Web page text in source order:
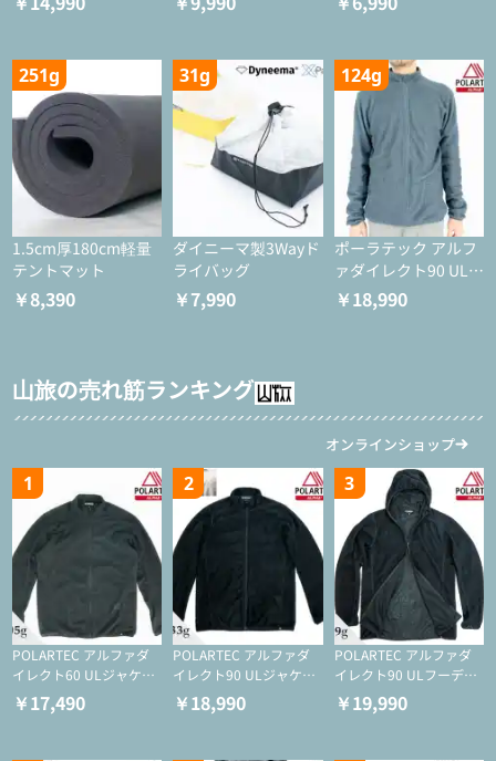
251g
1.5cm厚180cm軽量
テントマット
￥8,390
31g
ダイニーマ製3Wayド
ライバッグ
￥7,990
124g
ポーラテック アルフ
ァダイレクト90 ULジ
ャケット
￥18,990
山旅の売れ筋ランキング
オンラインショップ
1
POLARTEC アルファダ
イレクト60 ULジャケッ
ト（登山/ミドルレイヤ
ー/化繊ジャケット）
￥17,490
2
POLARTEC アルファダ
イレクト90 ULジャケッ
ト（アクティブインサレ
ーション/ミドルレイヤ
￥18,990
3
POLARTEC アルファダ
イレクト90 ULフーディ
（アクティブインサレー
ション/ミドルレイヤー/
￥19,990